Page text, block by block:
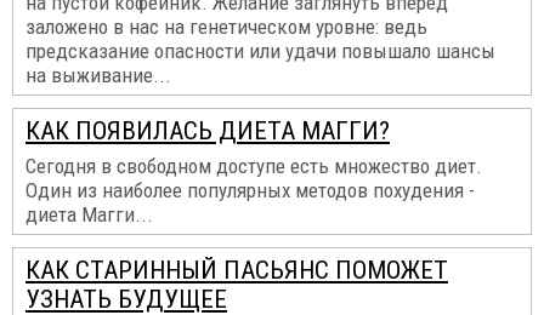
заложено в нас на генетическом уровне: ведь
предсказание опасности или удачи повышало шансы
на выживание...
КАК ПОЯВИЛАСЬ ДИЕТА МАГГИ?
Сегодня в свободном доступе есть множество диет.
Один из наиболее популярных методов похудения -
диета Магги...
КАК СТАРИННЫЙ ПАСЬЯНС ПОМОЖЕТ
УЗНАТЬ БУДУЩЕЕ